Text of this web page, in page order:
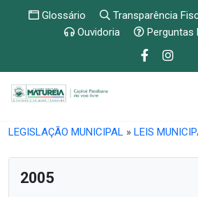
Glossário Transparência
Ouvidoria
Perguntas
LEGISLAÇÃO MUNICIPAL » LEIS
2005